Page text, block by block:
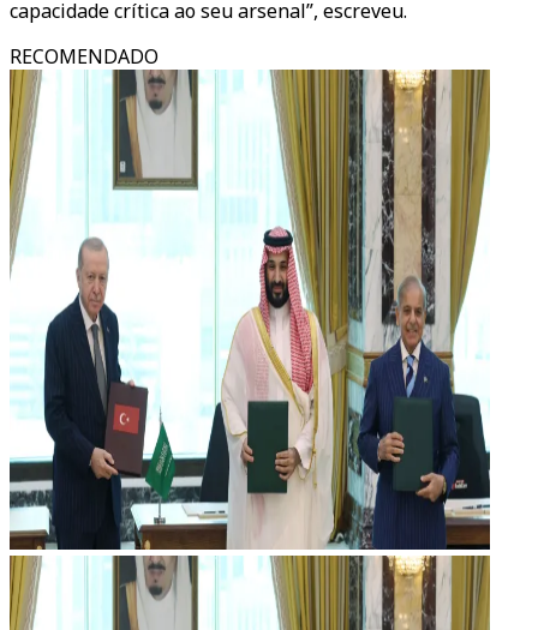
capacidade crítica ao seu arsenal”, escreveu.
RECOMENDADO